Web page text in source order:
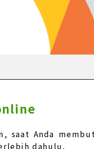
saat Anda
dahulu.